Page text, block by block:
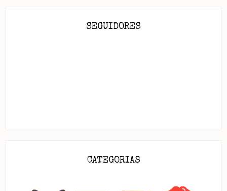
SEGUIDORES
CATEGORIAS